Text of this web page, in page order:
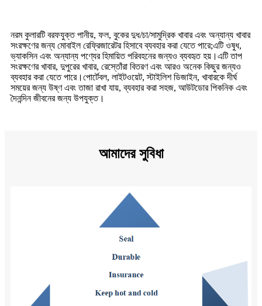
নরম কুলারটি বরফযুক্ত পানীয়, ফল, বুকের দুধ/চা/সামুদ্রিক খাবার এবং অন্যান্য খাবার
সংরক্ষণের জন্য মোবাইল রেফ্রিজারেটর হিসাবে ব্যবহার করা যেতে পারে;এটি ওষুধ,
ভ্যাকসিন এবং অন্যান্য পণ্যের হিমায়িত পরিবহনের জন্যও ব্যবহৃত হয়।এটি তাপ
সংরক্ষণের খাবার, দুপুরের খাবার, রেস্তোঁরা বিতরণ এবং আরও অনেক কিছুর জন্যও
ব্যবহার করা যেতে পারে।পোর্টেবল, লাইটওয়েট, স্টাইলিশ ডিজাইন, খাবারকে দীর্ঘ
সময়ের জন্য উষ্ণ এবং তাজা রাখা যায়, ব্যবহার করা সহজ, আউটডোর পিকনিক এবং
দৈনন্দিন জীবনের জন্য উপযুক্ত।
আমাদের সুবিধা